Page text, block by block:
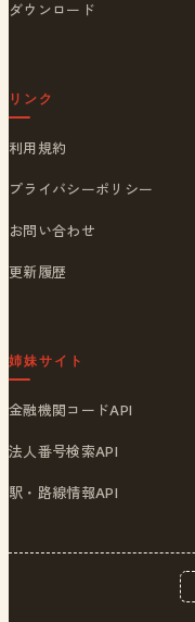
ダウンロード
リンク
利用規約
プライバシーポリシー
お問い合わせ
更新履歴
姉妹サイト
金融機関コードAPI
法人番号検索API
駅・路線情報API